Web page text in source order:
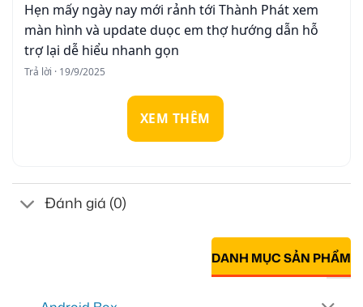
Hẹn mấy ngày nay mới rảnh tới Thành Phát xem
màn hình và update duọc em thợ hướng dẫn hỗ
trợ lại dễ hiểu nhanh gọn
Trả lời · 19/9/2025
XEM THÊM
Đánh giá (0)
DANH MỤC SẢN PHẨM